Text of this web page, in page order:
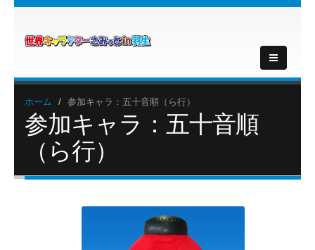
ホーム 参加キャラ：五十音順（ら行）
参加キャラ：五十音順
（ら行）